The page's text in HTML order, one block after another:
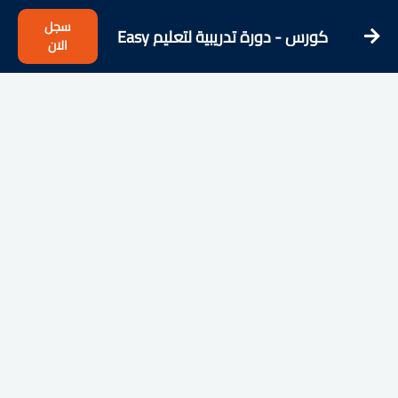
كورس - دورة تدريبية لتعليم Easy
French - Learn French from the
Streets!
سجل
الان